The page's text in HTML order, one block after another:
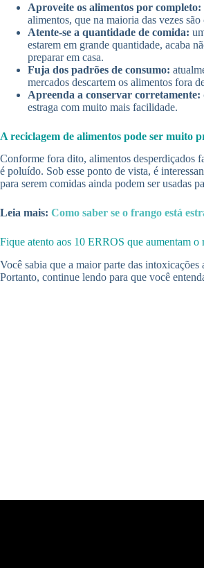
Aproveite os alimentos por completo:
alimentos, que na maioria das vezes
Atente-se a quantidade de comida:
estarem em grande quantidade, acaba
preparar em casa.
Fuja dos padrões de consumo:
mercados descartem os alimentos fora
Apreenda a conservar corretamente:
estraga com muito mais facilidade.
A reciclagem de alimentos pode ser muito
Conforme fora dito, alimentos desperdiçados
é poluído. Sob esse ponto de vista, é
para serem comidas ainda podem ser usadas
Leia mais: Como saber se o frango está
Fique atento aos 10 ERROS que
Você sabia que a maior parte das
Portanto, continue lendo para que você